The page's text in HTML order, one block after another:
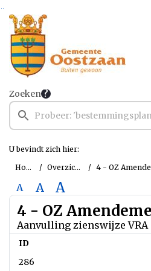
Ga naar de inhoud van deze pagina
Ga naar het zoeken
Ga naar het menu
Zoeken
U bevindt zich hier:
Home
Overzichten 4 - OZ
A A A
4 - OZ
Aanvulling zienswijze VRA
ID
286